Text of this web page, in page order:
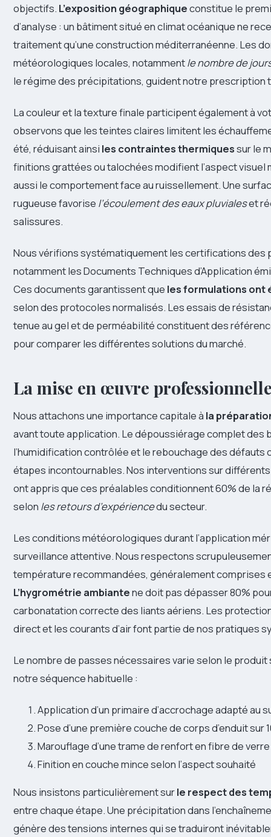
objectifs. L’exposition géographiqueconstitue le
d’analyse : un bâtiment situé en climat océanique ne
traitement qu’une construction méditerranéenne. Les
météorologiques locales, notammentle nombre de
le régime des précipitations, guident notre prescription
La couleur et la texture finale participent également à
observons que les teintes claires limitent les
été, réduisant ainsi les contraintes thermiquessur le
finitions grattées ou talochées modifient l’aspect visuel
aussi le comportement face au ruissellement. Une
rugueuse favorise l’écoulement des eaux pluvialeset
salissures.
Nous vérifions systématiquement les certifications des
notamment les Documents Techniques d’Application
Ces documents garantissent que les formulations ont
selon des protocoles normalisés. Les essais de
tenue au gel et de perméabilité constituent des
pour comparer les différentes solutions du marché.
La mise en œuvre
Nous attachons une importance capitale à la
avant toute application. Le dépoussiérage complet des
l’humidification contrôlée et le rebouchage des défauts
étapes incontournables. Nos interventions sur
ont appris que ces préalables conditionnent 60% de la
selon les retours d’expériencedu secteur.
Les conditions météorologiques durant l’application
surveillance attentive. Nous respectons
température recommandées, généralement comprises
L’hygrométrie ambiantene doit pas dépasser 80%
carbonatation correcte des liants aériens. Les
direct et les courants d’air font partie de nos pratiques
Le nombre de passes nécessaires varie selon le
notre séquence habituelle :
Application d’un primaire d’accrochage adapté au
Pose d’une première couche de corps d’enduit sur
Marouflage d’une trame de renfort en fibre de
Finition en couche mince selon l’aspect souhaité
Nous insistons particulièrement surle respect des
entre chaque étape. Une précipitation dans
génère des tensions internes qui se traduiront